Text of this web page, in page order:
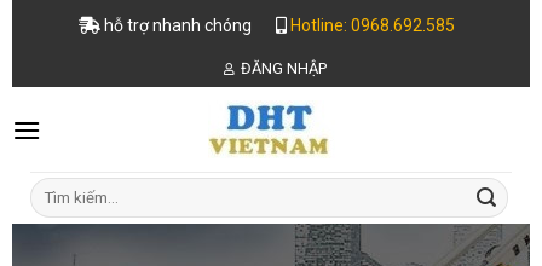
hỗ trợ nhanh chóng Hotline: 0968.692.585
ĐĂNG NHẬP
Tìm
kiếm: